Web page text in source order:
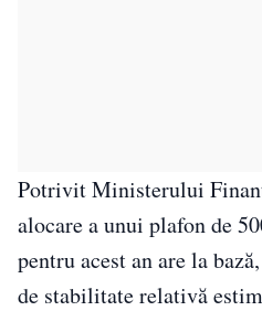
Potrivit Ministerului
alocare a unui plafon de
pentru acest an are la
de stabilitate relativă